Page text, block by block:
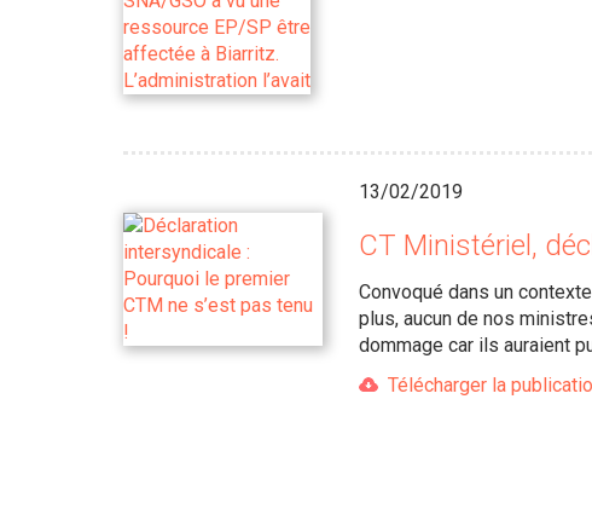
13/02/2019
CT Ministériel,
Convoqué dans un
plus, aucun de nos
dommage car ils auraient
Télécharger la